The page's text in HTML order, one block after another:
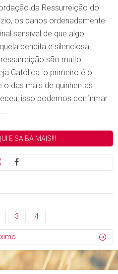
da Ressurreição do
os panos ordenadamente
sensível de que algo
bendita e silenciosa
são muito
Católica: o primeiro é o
das mais de quinhentas
isso podemos confirmar
E SAIBA MAIS!!!
3 4